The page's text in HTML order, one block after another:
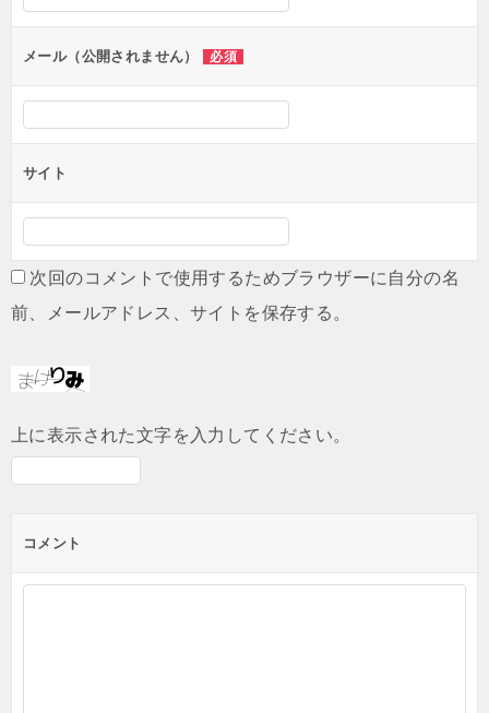
ンメール（公開されません） 必須
サイト
次回のコメントで使用するためブラウザーに自分の名
前、メールアドレス、サイトを保存する。
上に表示された文字を入力してください。
コメント